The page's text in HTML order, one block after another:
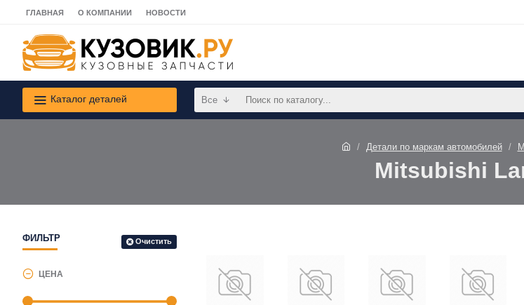
ГЛАВНАЯ О КОМПАНИИ НОВОСТИ
Каталог деталей Все
Детали по маркам автомобилей
Mitsubishi
ФИЛЬТР Очистить
ЦЕНА